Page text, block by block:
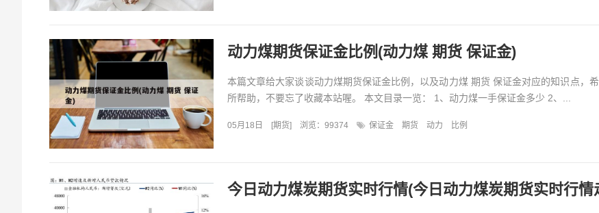
动力煤期货保证金比例(动力煤 期货 保证金)
本篇文章给大家谈谈动力煤期货保证金比例，以及动力煤 期货 保证金对应的知识点，
所帮助，不要忘了收藏本站喔。 本文目录一览： 1、动力煤一手保证金多少 2、...
05月18日 [期货] 浏览：99374 保证金 期货 动力 比例
今日动力煤炭期货实时行情(今日动力煤炭期货实时行情